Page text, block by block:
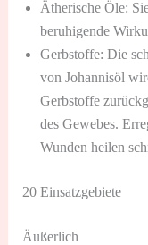
Ätherische Öle:
beruhigende
Gerbstoffe: Die
von Johannisöl
Gerbstoffe
des Gewebes.
Wunden heilen
20 Einsatzgebiete
Äußerlich